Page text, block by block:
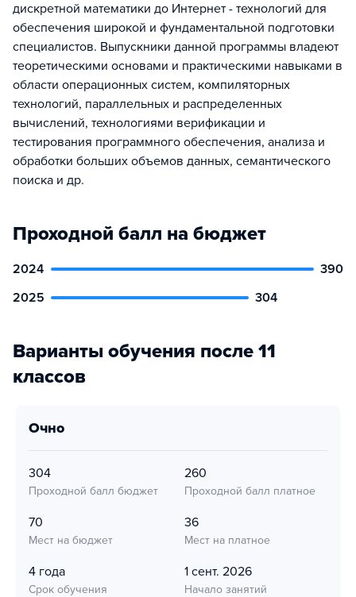
дискретной математики до Интернет - технологий для
обеспечения широкой и фундаментальной подготовки
специалистов. Выпускники данной программы владеют
теоретическими основами и практическими навыками в
области операционных систем, компиляторных
технологий, параллельных и распределенных
вычислений, технологиями верификации и
тестирования программного обеспечения, анализа и
обработки больших объемов данных, семантического
поиска и др.
Проходной балл на бюджет
2024
390
2025
304
Варианты обучения после 11
классов
очно
304
Проходной балл бюджет
260
Проходной балл платное
70
Мест на бюджет
36
Мест на платное
4 года
Срок обучения
1 сент. 2026
Начало занятий